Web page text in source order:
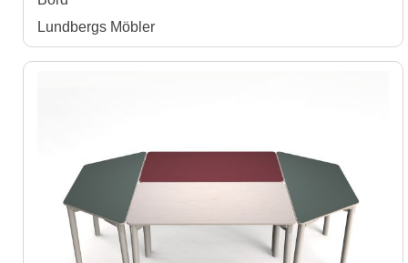
Lundbergs Möbler